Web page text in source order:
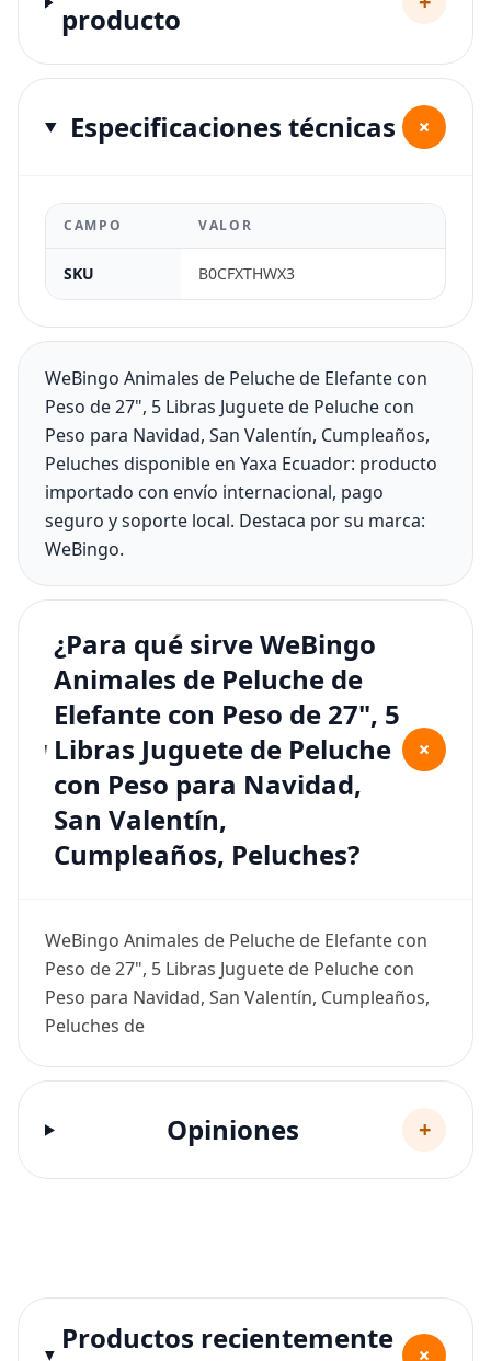
producto
Especificaciones técnicas +
CAMPO VALOR
SKU B0CFXTHWX3
WeBingo Animales de Peluche de Elefante con
Peso de 27", 5 Libras Juguete de Peluche con
Peso para Navidad, San Valentín, Cumpleaños,
Peluches disponible en Yaxa Ecuador: producto
importado con envío internacional, pago
seguro y soporte local. Destaca por su marca:
WeBingo.
¿Para qué sirve WeBingo
Animales de Peluche de
Elefante con Peso de 27", 5
Libras Juguete de Peluche
con Peso para Navidad,
San Valentín,
Cumpleaños, Peluches?
+
WeBingo Animales de Peluche de Elefante con
Peso de 27", 5 Libras Juguete de Peluche con
Peso para Navidad, San Valentín, Cumpleaños,
Peluches de
Opiniones +
Productos recientemente